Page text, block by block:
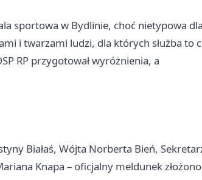
sportowa w Bydlinie, choć nietypowa dla
i twarzami ludzi, dla których służba to
RP przygotował wyróżnienia, a
Białaś, Wójta Norberta Bień,
Knapa – oficjalny meldunek złożono